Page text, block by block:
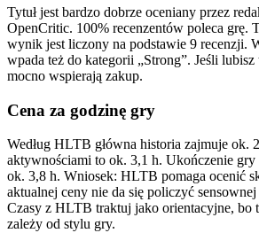
Tytuł jest bardzo dobrze oceniany przez
OpenCritic. 100% recenzentów poleca grę.
wynik jest liczony na podstawie 9 recenzji.
wpada też do kategorii „Strong”. Jeśli
mocno wspierają zakup.
Cena za godzinę gry
Według HLTB główna historia zajmuje ok.
aktywnościami to ok. 3,1 h. Ukończenie gry
ok. 3,8 h. Wniosek: HLTB pomaga ocenić
aktualnej ceny nie da się policzyć
Czasy z HLTB traktuj jako orientacyjne, bo
zależy od stylu gry.